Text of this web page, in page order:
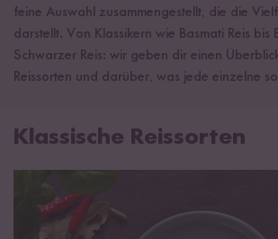
feine Auswahl zusammengestellt, die die
darstellt. Von Klassikern wie Basmati Reis bis
Schwarzer Reis: wir geben dir einen
Reissorten und darüber, was jede einzelne
Klassische Reissorten